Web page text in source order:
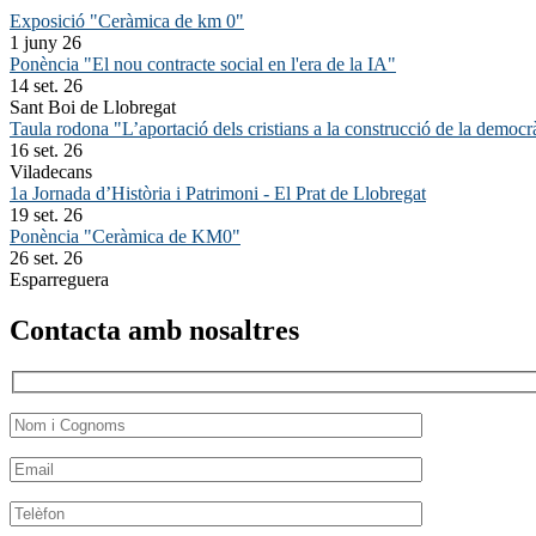
Exposició "Ceràmica de km 0"
1 juny 26
Ponència "El nou contracte social en l'era de la IA"
14 set. 26
Sant Boi de Llobregat
Taula rodona "L’aportació dels cristians a la construcció de la
16 set. 26
Viladecans
1a Jornada d’Història i Patrimoni - El Prat de Llobregat
19 set. 26
Ponència "Ceràmica de KM0"
26 set. 26
Esparreguera
Contacta amb nosaltres